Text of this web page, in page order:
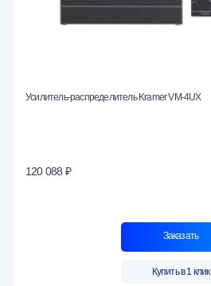
Усилитель-распределитель Kramer VM-4UX
120 088 ₽
Заказать
Купить в 1 клик